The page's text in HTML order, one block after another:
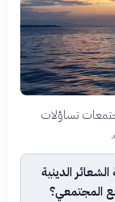
تساؤلات
الدينية
المجتمعي؟